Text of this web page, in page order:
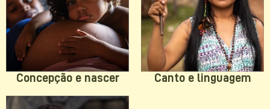
Concepção e nascer Canto e linguagem